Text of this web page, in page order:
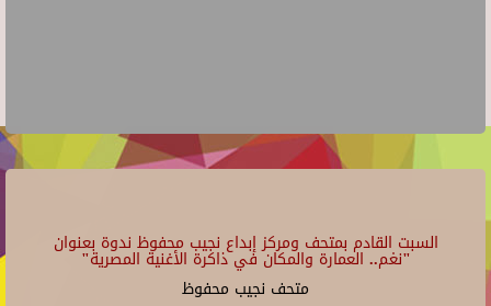
السبت القادم بمتحف ومركز إبداع نجيب محفوظ ندوة بعنوان
"نغم.. العمارة والمكان في ذاكرة الأغنية المصرية"
متحف نجيب محفوظ